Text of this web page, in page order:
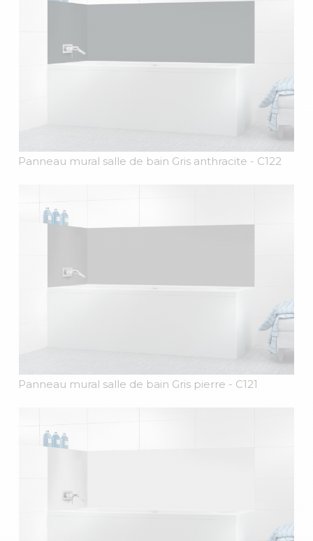
Panneau mural salle de bain Gris anthracite - C122
Panneau mural salle de bain Gris pierre - C121